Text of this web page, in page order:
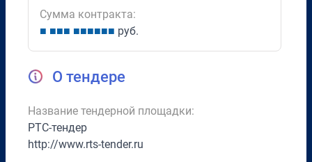
Сумма контракта:
■ ■■■ ■■■■■■ руб.
О тендере
Название тендерной площадки:
РТС-тендер
http://www.rts-tender.ru